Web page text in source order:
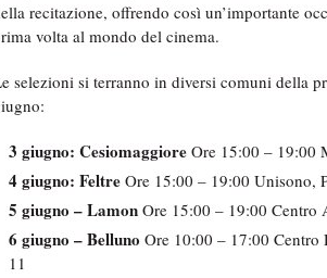
recitazione, offrendo così un’importante
volta al mondo del cinema.
selezioni si terranno in diversi comuni della
3 giugno: Cesiomaggiore Ore 15:00 – 19:00
4 giugno: Feltre Ore 15:00 – 19:00 Unisono,
5 giugno – Lamon Ore 15:00 – 19:00 Centro
6 giugno – Belluno Ore 10:00 – 17:00
11